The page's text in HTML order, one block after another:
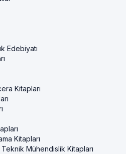
Edebiyatı
Kitapları
Kitapları
Mühendislik Kitapları